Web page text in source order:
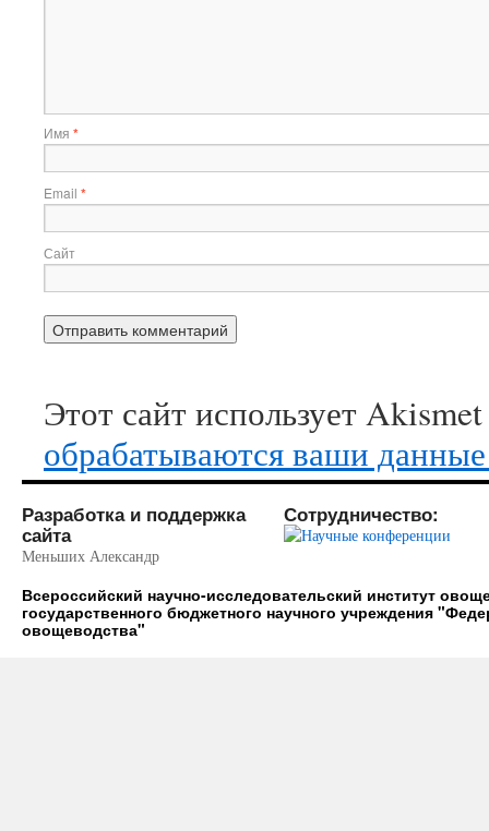
Имя *
Email *
Сайт
Этот сайт использует
обрабатываются ваши
Разработка и поддержка
сайта
Меньших Александр
Сотрудничество:
Всероссийский научно-исследовательский институт
государственного бюджетного научного учреждения
овощеводства"